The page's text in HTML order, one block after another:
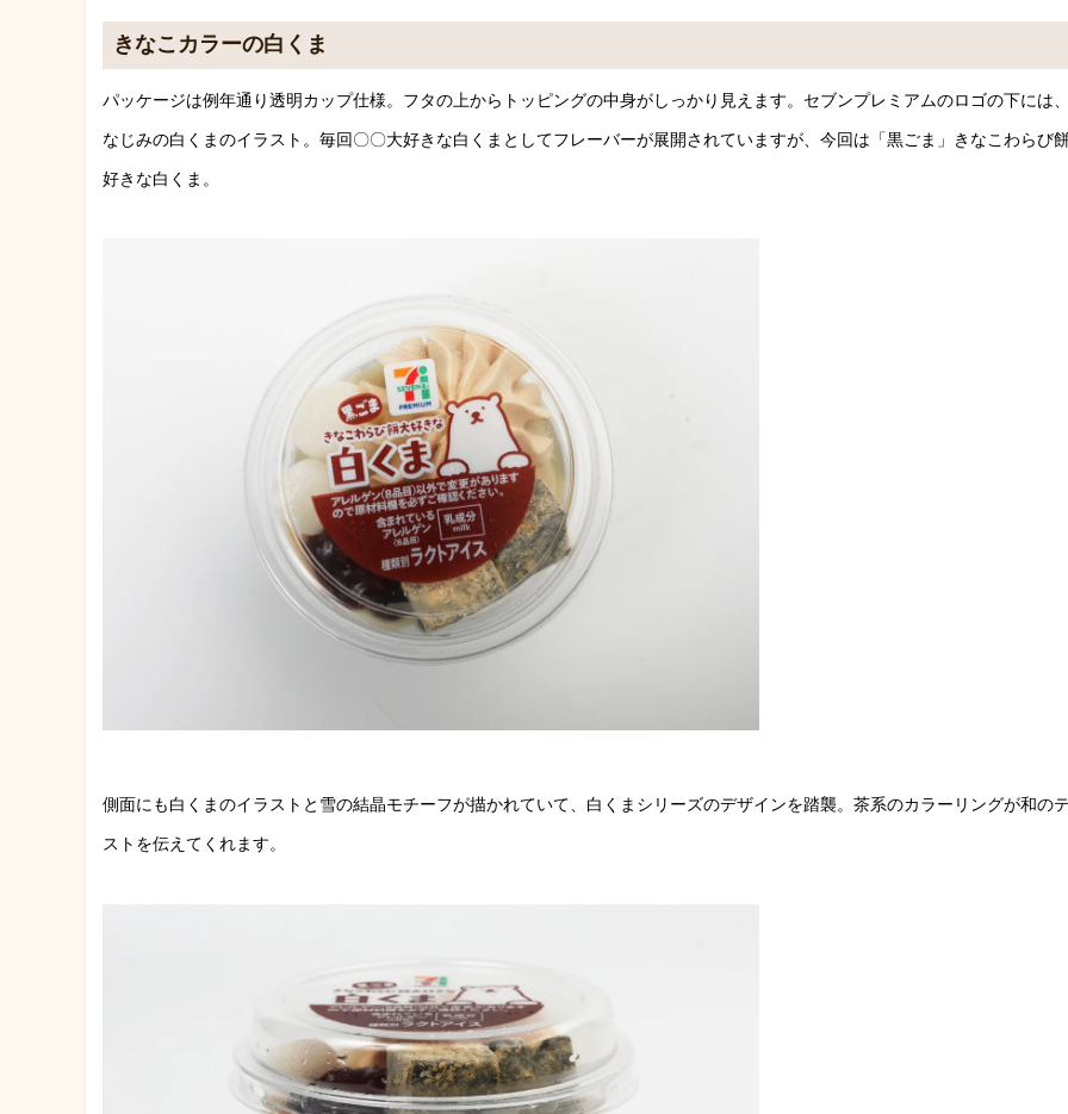
きなこカラーの白くま
パッケージは例年通り透明カップ仕様。フタの上からトッピングの中身がしっかり見えます。セブンプレミアムのロゴの下には
なじみの白くまのイラスト。毎回〇〇大好きな白くまとしてフレーバーが展開されていますが、今回は「黒ごま」きなこわらび
好きな白くま。
側面にも白くまのイラストと雪の結晶モチーフが描かれていて、白くまシリーズのデザインを踏襲。茶系のカラーリングが和の
ストを伝えてくれます。